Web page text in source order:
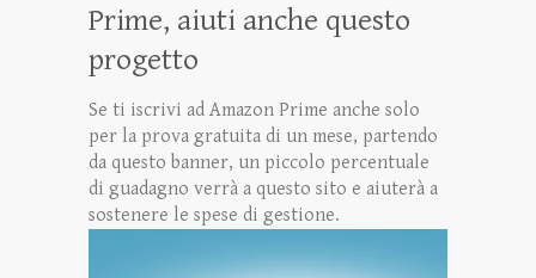
Prime, aiuti anche questo
progetto
Se ti iscrivi ad Amazon Prime anche solo
per la prova gratuita di un mese, partendo
da questo banner, un piccolo percentuale
di guadagno verrà a questo sito e aiuterà a
sostenere le spese di gestione.